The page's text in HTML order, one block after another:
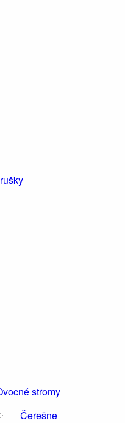
stromy
Čerešne